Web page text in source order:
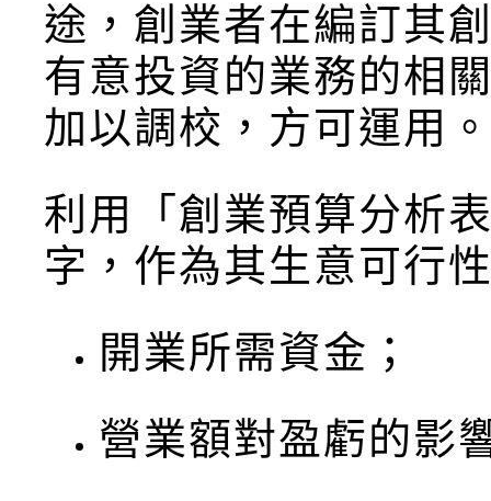
途，創業者在編訂其
有意投資的業務的相
加以調校，方可運用
利用「創業預算分析
字，作為其生意可行
開業所需資金；
營業額對盈虧的